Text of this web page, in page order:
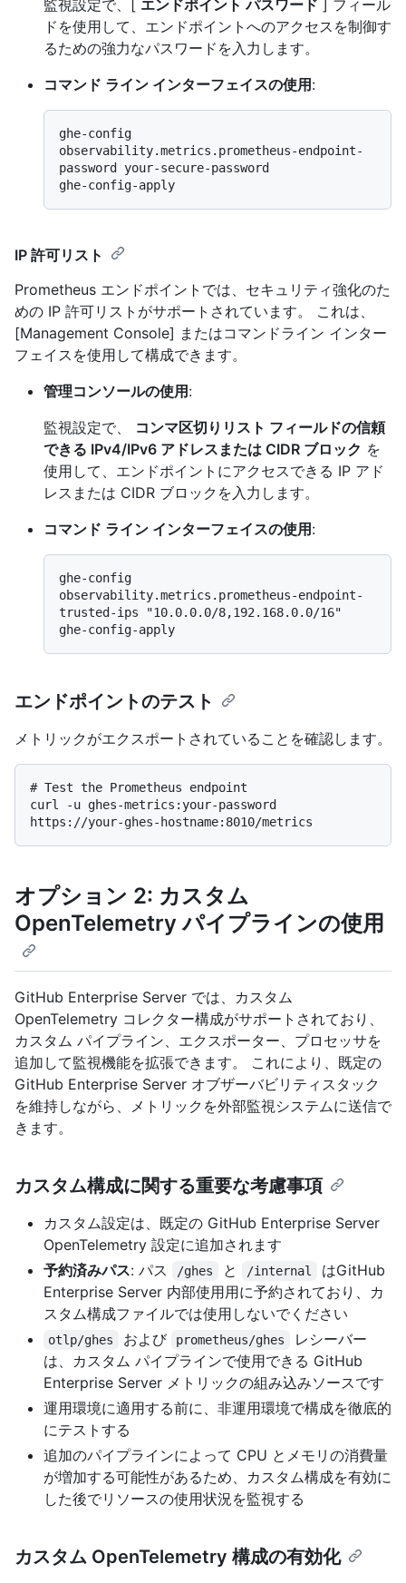
監視設定で、[ エンドポイント パスワード ] フィール
ドを使用して、エンドポイントへのアクセスを制御す
るための強力なパスワードを入力します。
コマンド ライン インターフェイスの使用:
ghe-config
observability.metrics.prometheus-endpoint-
password your-secure-password
IP 許可リスト
Prometheus エンドポイントでは、セキュリティ強化のた
めの IP 許可リストがサポートされています。 これは、
[Management Console] またはコマンドライン インター
フェイスを使用して構成できます。
管理コンソールの使用:
監視設定で、 コンマ区切りリスト フィールドの信頼
できる IPv4/IPv6 アドレスまたは CIDR ブロック を
使用して、エンドポイントにアクセスできる IP アド
レスまたは CIDR ブロックを入力します。
コマンド ライン インターフェイスの使用:
ghe-config
observability.metrics.prometheus-endpoint-
trusted-ips "10.0.0.0/8,192.168.0.0/16"
エンドポイントのテスト
メトリックがエクスポートされていることを確認します。
# Test the Prometheus endpoint
curl -u ghes-metrics:your-password
オプション 2: カスタム
OpenTelemetry パイプラインの使用
GitHub Enterprise Server では、カスタム
OpenTelemetry コレクター構成がサポートされており、
カスタム パイプライン、エクスポーター、プロセッサを
追加して監視機能を拡張できます。 これにより、既定の
GitHub Enterprise Server オブザーバビリティスタック
を維持しながら、メトリックを外部監視システムに送信で
きます。
カスタム構成に関する重要な考慮事項
カスタム設定は、既定の GitHub Enterprise Server
OpenTelemetry 設定に追加されます
予約済みパス: パス /ghes と /internal
はGitHub
Enterprise Server 内部使用用に予約されており、カ
スタム構成ファイルでは使用しないでください
otlp/ghes および prometheus/ghes
レシーバー
は、カスタム パイプラインで使用できる GitHub
Enterprise Server メトリックの組み込みソースです
運用環境に適用する前に、非運用環境で構成を徹底的
にテストする
追加のパイプラインによって CPU とメモリの消費量
が増加する可能性があるため、カスタム構成を有効に
した後でリソースの使用状況を監視する
カスタム OpenTelemetry 構成の有効化